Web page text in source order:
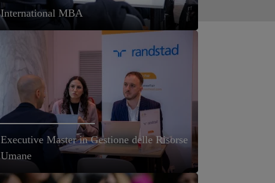
International MBA
Executive Master in Gestione delle Risorse
Umane